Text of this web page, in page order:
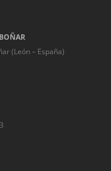
(León – España)